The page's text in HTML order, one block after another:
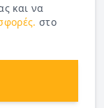
και να
στο